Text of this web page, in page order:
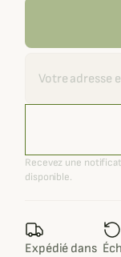
Recevez une
disponible.
Expédié dans